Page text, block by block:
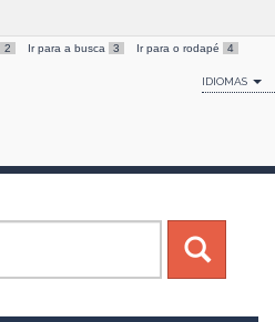
2 Ir para a busca 3 Ir para o rodapé 4
IDIOMAS